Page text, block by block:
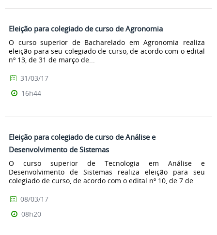
Eleição para colegiado de curso de Agronomia
O curso superior de Bacharelado em Agronomia realiza
eleição para seu colegiado de curso, de acordo com o edital
nº 13, de 31 de março de...
31/03/17
16h44
Eleição para colegiado de curso de Análise e
Desenvolvimento de Sistemas
O curso superior de Tecnologia em Análise e
Desenvolvimento de Sistemas realiza eleição para seu
colegiado de curso, de acordo com o edital nº 10, de 7 de...
08/03/17
08h20